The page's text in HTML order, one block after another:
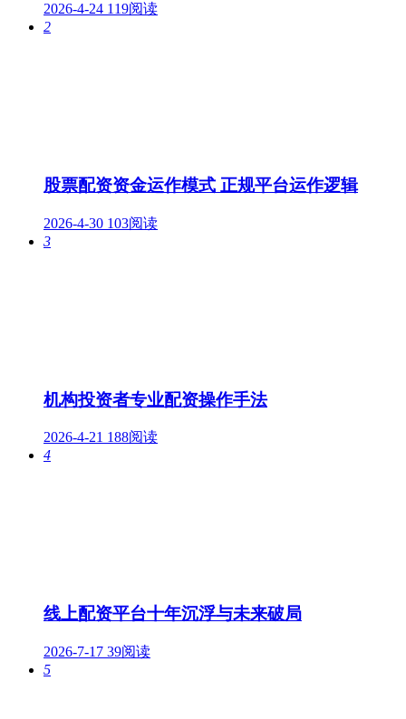
2026-4-24 119阅读
2
股票配资资金运作模式 正规平台运作逻辑
2026-4-30 103阅读
3
机构投资者专业配资操作手法
2026-4-21 188阅读
4
线上配资平台十年沉浮与未来破局
2026-7-17 39阅读
5